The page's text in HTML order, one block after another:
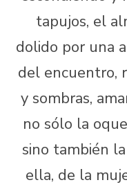
tapujos, el
dolido por una
del encuentro,
y sombras,
no sólo la
sino también
ella, de la